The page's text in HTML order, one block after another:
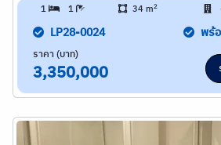
1 1 34 m2
LP28-0024 พร้
ราคา (บาท)
3,350,000